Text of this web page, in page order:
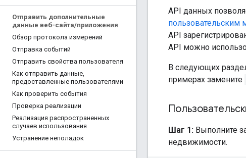
Отправить дополнительные
данные веб-сайта/приложения
Обзор протокола измерений
Отправка событий
Отправить свойства пользователя
Как отправить данные,
предоставленные пользователями
Как проверить события
Проверка реализации
Реализация распространенных
случаев использования
Устранение неполадок
API данных
пользовательским
API
API можно
В следующих
примерах замените
Шаг 1: Выполните
недвижимости.